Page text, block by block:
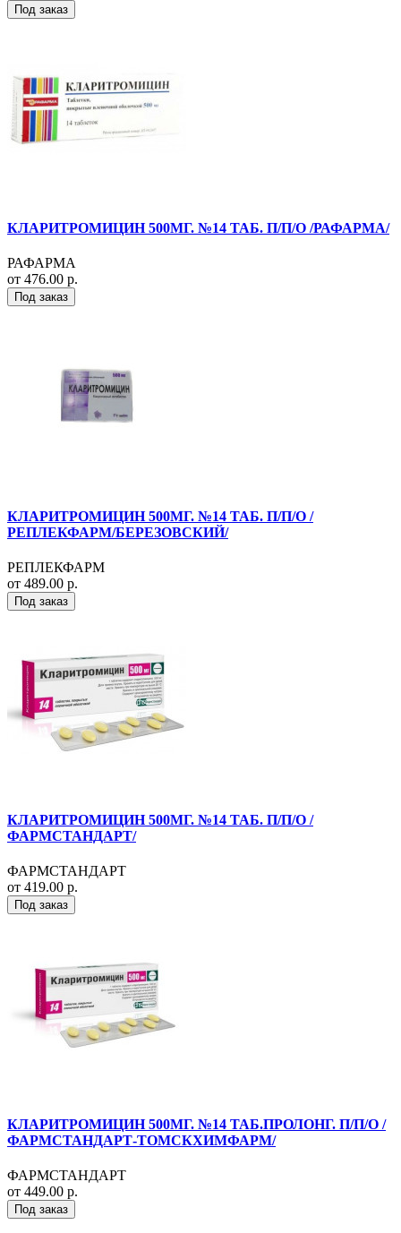
Под заказ
КЛАРИТРОМИЦИН 500МГ. №14 ТАБ. П/П/О /РАФАРМА/
РАФАРМА
от 476.00 р.
Под заказ
КЛАРИТРОМИЦИН 500МГ. №14 ТАБ. П/П/О /
РЕПЛЕКФАРМ/БЕРЕЗОВСКИЙ/
РЕПЛЕКФАРМ
от 489.00 р.
Под заказ
КЛАРИТРОМИЦИН 500МГ. №14 ТАБ. П/П/О /
ФАРМСТАНДАРТ/
ФАРМСТАНДАРТ
от 419.00 р.
Под заказ
КЛАРИТРОМИЦИН 500МГ. №14 ТАБ.ПРОЛОНГ. П/П/О /
ФАРМСТАНДАРТ-ТОМСКХИМФАРМ/
ФАРМСТАНДАРТ
от 449.00 р.
Под заказ